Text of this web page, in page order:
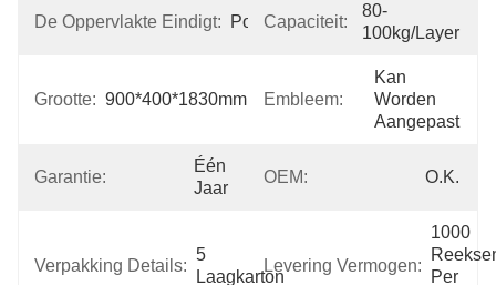
De Oppervlakte Eindigt: Poederdeklaag
Capaciteit:
80-
100kg/layer
Grootte: 900*400*1830mm Embleem:
Kan
Worden
Aangepast
Garantie:
Één
Jaar
OEM: O.k.
Verpakking Details:
5
Laagkarton
Levering Vermogen:
1000
Per